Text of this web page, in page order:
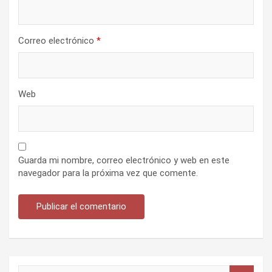
Correo electrónico *
Web
Guarda mi nombre, correo electrónico y web en este
navegador para la próxima vez que comente.